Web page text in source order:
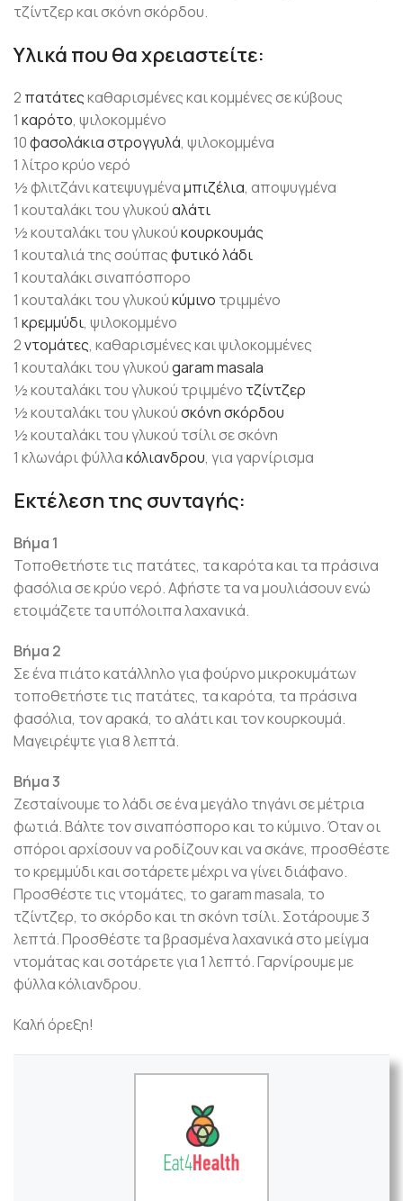
τζίντζερ και σκόνη σκόρδου.
Υλικά που θα χρειαστείτε:
2 πατάτεςκαθαρισμένες και κομμένες σε κύβους
1 καρότο, ψιλοκομμένο
10φασολάκια στρογγυλά, ψιλοκομμένα
1 λίτρο κρύο νερό
½ φλιτζάνι κατεψυγμέναμπιζέλια, αποψυγμένα
1 κουταλάκι του γλυκούαλάτι
½ κουταλάκι του γλυκούκουρκουμάς
1 κουταλιά της σούπαςφυτικό λάδι
1 κουταλάκι σιναπόσπορο
1 κουταλάκι του γλυκούκύμινο τριμμένο
1 κρεμμύδι, ψιλοκομμένο
2ντομάτες, καθαρισμένες και ψιλοκομμένες
1 κουταλάκι του γλυκούgaram masala
½ κουταλάκι του γλυκού τριμμένο τζίντζερ
½ κουταλάκι του γλυκούσκόνη σκόρδου
½ κουταλάκι του γλυκού τσίλι σε σκόνη
1 κλωνάρι φύλλακόλιανδρου, για γαρνίρισμα
Εκτέλεση της συνταγής:
Βήμα 1
Τοποθετήστε τις πατάτες, τα καρότα και τα πράσινα
φασόλια σε κρύο νερό. Αφήστε τα να μουλιάσουν ενώ
ετοιμάζετε τα υπόλοιπα λαχανικά.
Βήμα 2
Σε ένα πιάτο κατάλληλο για φούρνο μικροκυμάτων
τοποθετήστε τις πατάτες, τα καρότα, τα πράσινα
φασόλια, τον αρακά, το αλάτι και τον κουρκουμά.
Μαγειρέψτε για 8 λεπτά.
Βήμα 3
Ζεσταίνουμε το λάδι σε ένα μεγάλο τηγάνι σε μέτρια
φωτιά. Βάλτε τον σιναπόσπορο και το κύμινο. Όταν οι
σπόροι αρχίσουν να ροδίζουν και να σκάνε, προσθέστε
το κρεμμύδι και σοτάρετε μέχρι να γίνει διάφανο.
Προσθέστε τις ντομάτες, το garam masala, το
τζίντζερ, το σκόρδο και τη σκόνη τσίλι. Σοτάρουμε 3
λεπτά. Προσθέστε τα βρασμένα λαχανικά στο μείγμα
ντομάτας και σοτάρετε για 1 λεπτό. Γαρνίρουμε με
φύλλα κόλιανδρου.
Καλή όρεξη!